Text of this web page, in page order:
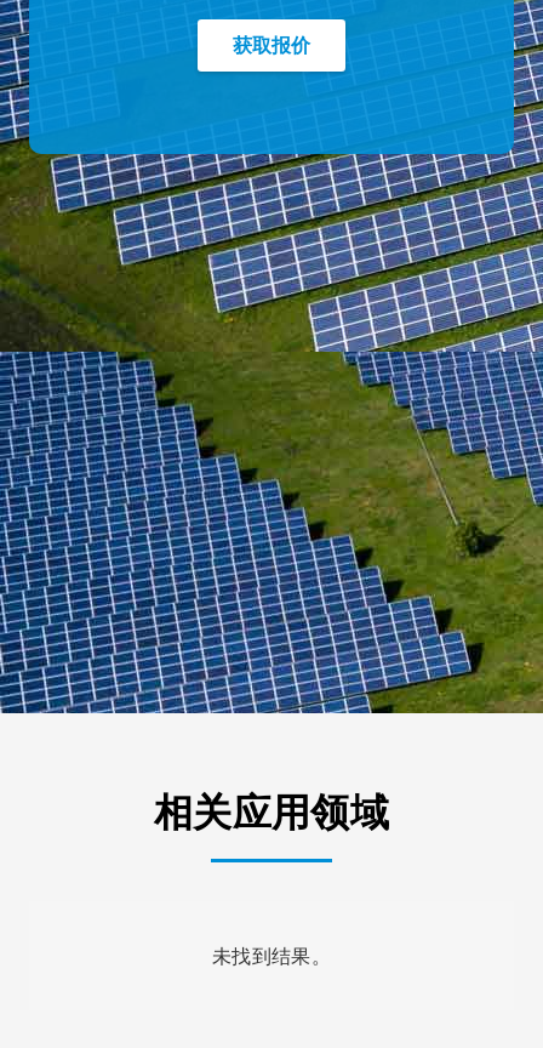
获取报价
相关应用领域
未找到结果。